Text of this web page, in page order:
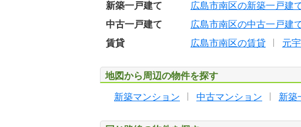
新築一戸建て
広島市南区の新築一戸建
中古一戸建て
広島市南区の中古一戸建
賃貸
広島市南区の賃貸 元
地図から周辺の物件を探す
新築マンション 中古マンション 新築